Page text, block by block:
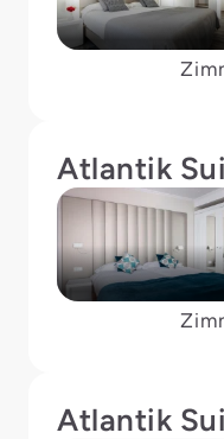
Atlantik
Atlantik